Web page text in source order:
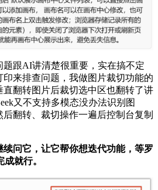
跟AI讲清楚很重要，实在搞不定
来排查问题，我做图片裁切功能的
翻转图片后裁切选中区也翻转了讲
又不支持多模态没办法识别图
翻转、裁切操作一遍后控制台复制
问它，让它帮你想迭代功能，等罗
就行。